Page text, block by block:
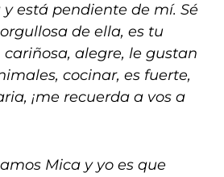
está pendiente de mí. Sé
de ella, es tu
alegre, le gustan
cocinar, es fuerte,
¡me recuerda a vos a
Mica y yo es que